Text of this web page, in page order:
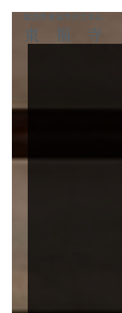
臨済宗東福寺派大本山
東福寺